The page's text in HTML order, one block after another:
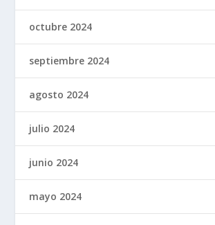
octubre 2024
septiembre 2024
agosto 2024
julio 2024
junio 2024
mayo 2024